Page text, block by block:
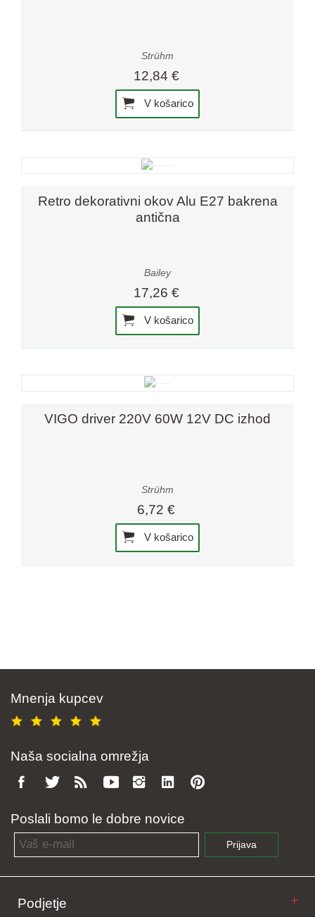
Strühm
12,84 €
V košarico
Retro dekorativni okov Alu E27 bakrena
antična
Bailey
17,26 €
V košarico
VIGO driver 220V 60W 12V DC izhod
Strühm
6,72 €
V košarico
Mnenja kupcev
Naša socialna omrežja
Poslali bomo le dobre novice
Email address
Prijava
Podjetje